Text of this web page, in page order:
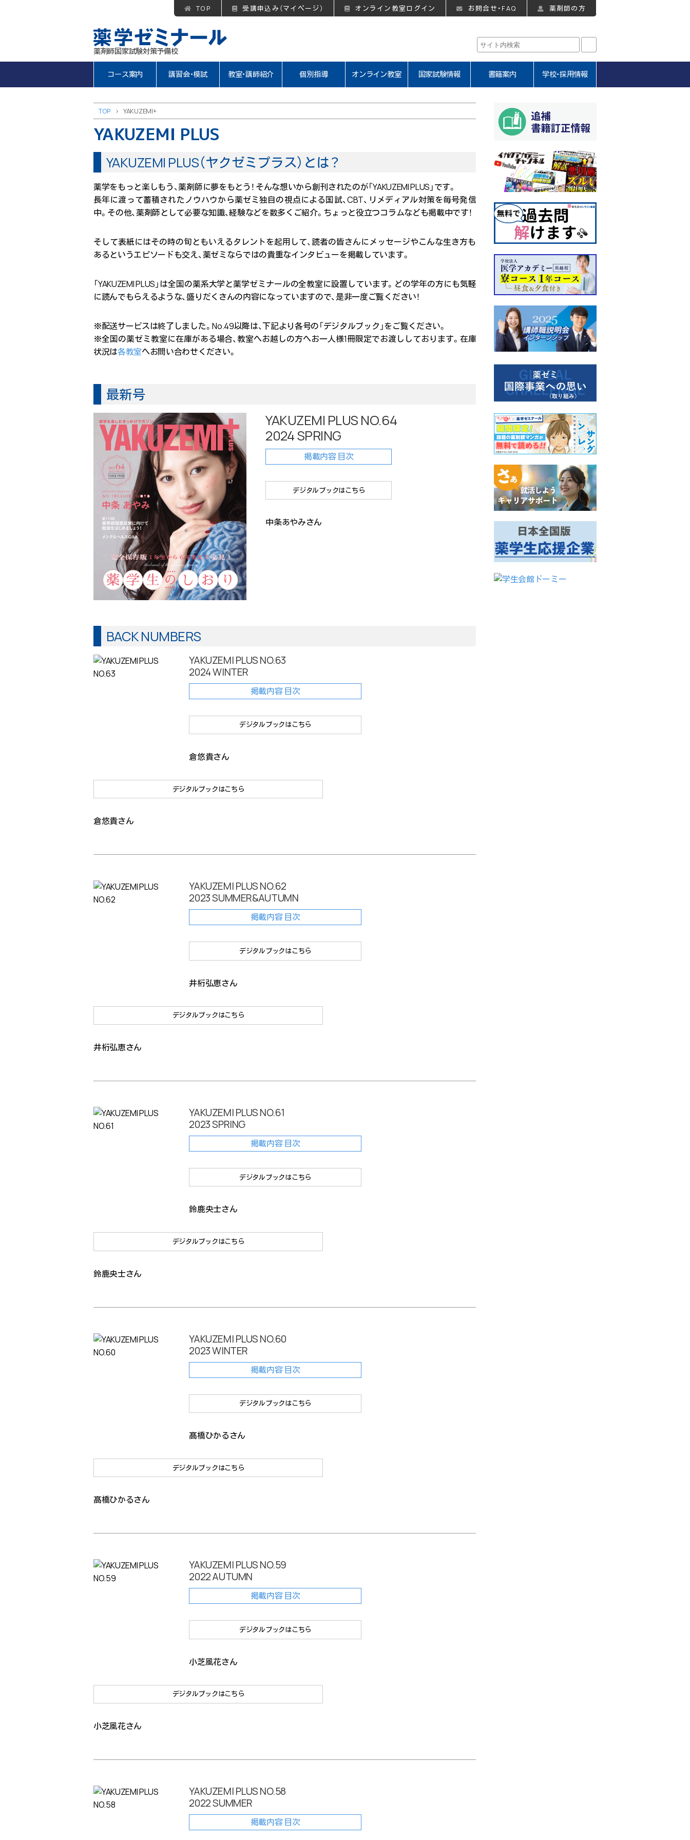
薬剤師国家試験対策予備校
TOP 受講申込み（マイページ） オンライン教室ログイン お問合せ・FAQ 薬剤師の方
コース案内 講習会・模試 教室・講師紹介 個別指導 オンライン教室 国家試験情報 書籍案内 学校・採用情報
TOP > YAKUZEMI+
YAKUZEMI PLUS
YAKUZEMI PLUS（ヤクゼミプラス）とは？
薬学をもっと楽しもう、薬剤師に夢をもとう！ そんな想いから創刊されたのが「YAKUZEMI PLUS」です。
長年に渡って蓄積されたノウハウから薬ゼミ独自の視点による国試、CBT、リメディアル対策を毎号発信
中。その他、薬剤師として必要な知識、経験などを数多くご紹介。ちょっと役立つコラムなども掲載中です！
そして表紙にはその時の旬ともいえるタレントを起用して、読者の皆さんにメッセージやこんな生き方も
あるというエピソードも交え、薬ゼミならではの貴重なインタビューを掲載しています。
「YAKUZEMI PLUS」は全国の薬系大学と薬学ゼミナールの全教室に設置しています。どの学年の方にも気軽
に読んでもらえるような、盛りだくさんの内容になっていますので、是非一度ご覧ください！
※配送サービスは終了しました。No.49以降は、下記より各号の「デジタルブック」をご覧ください。
※全国の薬ゼミ教室に在庫がある場合、教室へお越しの方へお一人様1冊限定でお渡ししております。在庫
状況は各教室へお問い合わせください。
最新号
YAKUZEMI PLUS NO.64
2024 SPRING
掲載内容 目次
デジタルブックはこちら
中条あやみさん
BACK NUMBERS
YAKUZEMI PLUS NO.63
2024 WINTER
掲載内容 目次
デジタルブックはこちら
倉悠貴さん
デジタルブックはこちら
倉悠貴さん
YAKUZEMI PLUS NO.62
2023 SUMMER&AUTUMN
掲載内容 目次
デジタルブックはこちら
井桁弘恵さん
デジタルブックはこちら
井桁弘恵さん
YAKUZEMI PLUS NO.61
2023 SPRING
掲載内容 目次
デジタルブックはこちら
鈴鹿央士さん
デジタルブックはこちら
鈴鹿央士さん
YAKUZEMI PLUS NO.60
2023 WINTER
掲載内容 目次
デジタルブックはこちら
髙橋ひかるさん
デジタルブックはこちら
髙橋ひかるさん
YAKUZEMI PLUS NO.59
2022 AUTUMN
掲載内容 目次
デジタルブックはこちら
小芝風花さん
デジタルブックはこちら
小芝風花さん
YAKUZEMI PLUS NO.58
2022 SUMMER
掲載内容 目次